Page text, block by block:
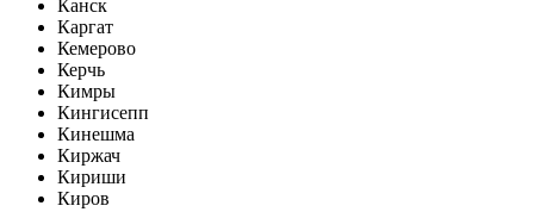
Канск
Каргат
Кемерово
Керчь
Кимры
Кингисепп
Кинешма
Киржач
Кириши
Киров